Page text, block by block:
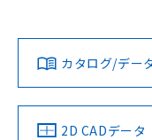
ダウンロードデータ
みください。
ソフトウェアの使用条件
対応済み
中国 RoHS 注意事
カタログ/デー
2D CADデータ